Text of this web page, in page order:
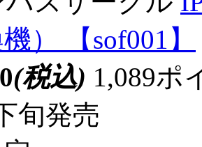
） 【sof001】
(税込) 1,089ポ
旬発売